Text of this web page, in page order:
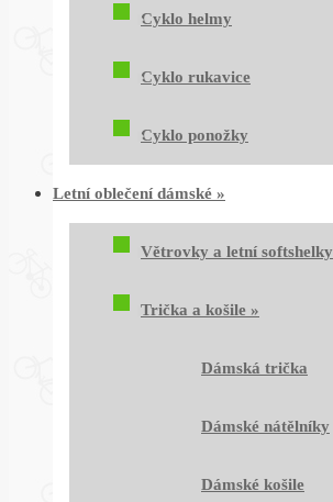
Cyklo helmy
Cyklo rukavice
Cyklo ponožky
Letní oblečení dámské »
Větrovky a letní softshelky
Trička a košile »
Dámská trička
Dámské nátělníky
Dámské košile